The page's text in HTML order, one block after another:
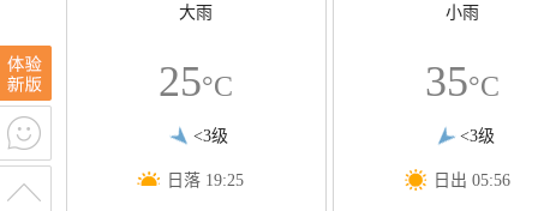
大雨
25°C
<3级
日落 19:25
小雨
35°C
<3级
日出 05:56